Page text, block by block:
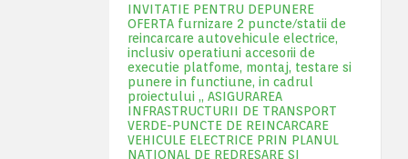
INVITATIE PENTRU DEPUNERE
OFERTA furnizare 2 puncte/statii de
reincarcare autovehicule electrice,
inclusiv operatiuni accesorii de
executie platfome, montaj, testare si
punere in functiune, in cadrul
proiectului „ ASIGURAREA
INFRASTRUCTURII DE TRANSPORT
VERDE-PUNCTE DE REINCARCARE
VEHICULE ELECTRICE PRIN PLANUL
NATIONAL DE REDRESARE SI